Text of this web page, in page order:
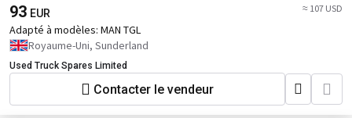
93 EUR ≈ 107 USD
Adapté à modèles: MAN TGL
Royaume-Uni, Sunderland
Used Truck Spares Limited
Contacter le vendeur